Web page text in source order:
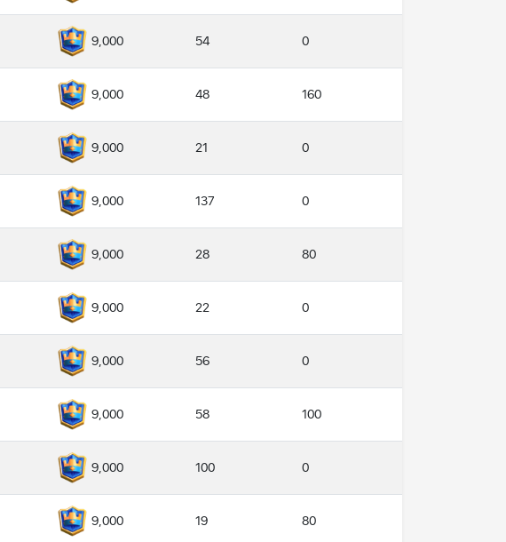
9,000 54 0
9,000 48 160
9,000 21 0
9,000 137 0
9,000 28 80
9,000 22 0
9,000 56 0
9,000 58 100
9,000 100 0
9,000 19 80